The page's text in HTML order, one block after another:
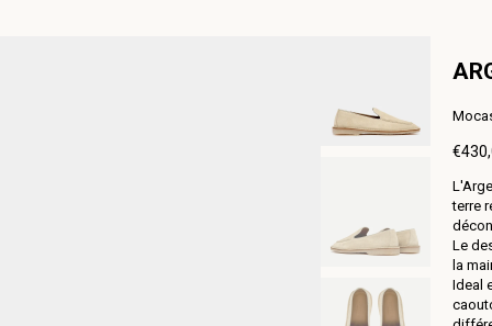
terre
Le
la
Ideal